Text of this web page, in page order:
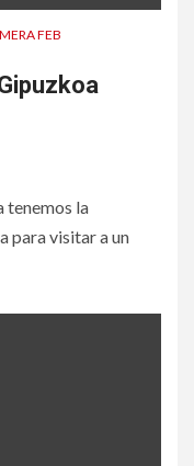
FEB
tenemos la
para visitar a un